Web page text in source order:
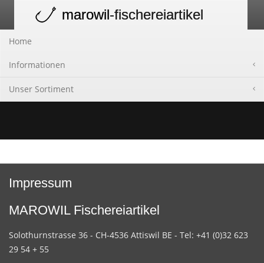
navigation
marowil-fischereiartikel
Home
Informationen
Unser Sortiment
Impressum
MAROWIL Fischereiartikel
Solothurnstrasse 36 - CH-4536 Attiswil BE - Tel: +41 (0)32 623
29 54 + 55